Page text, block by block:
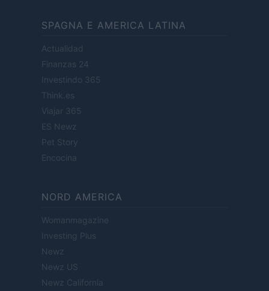
SPAGNA E AMERICA LATINA
Actualidad
Finanzas 24
Investindo 365
Think.es
Viajar 365
ES Newz
Pet Story
Encocina
NORD AMERICA
Womanmagazine
Investing Plus
Newz
Newz US
Newz California